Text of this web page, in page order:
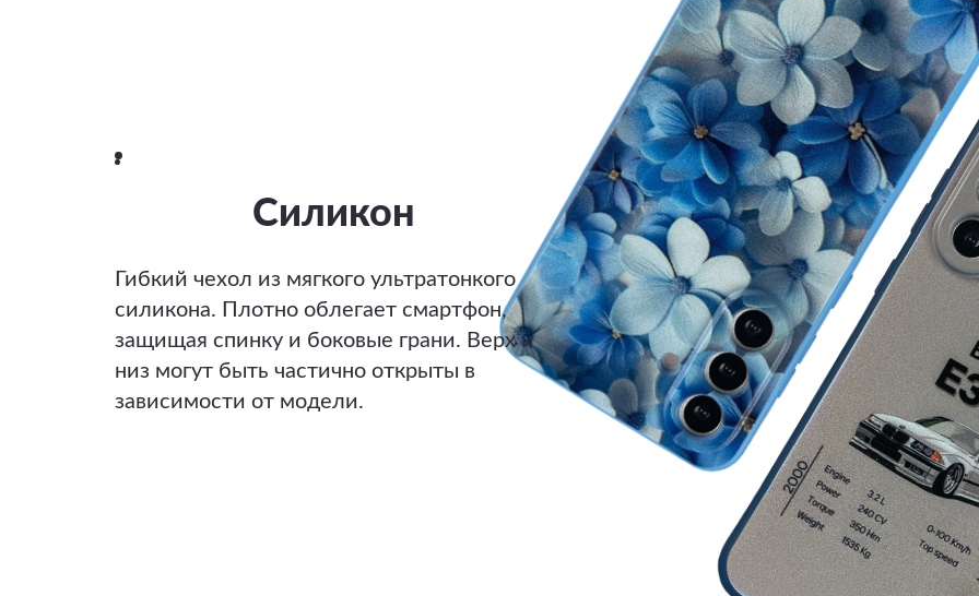
Силикон
Гибкий чехол из мягкого ультратонкого
силикона. Плотно облегает смартфон,
защищая спинку и боковые грани. Верх и
низ могут быть частично открыты в
зависимости от модели.